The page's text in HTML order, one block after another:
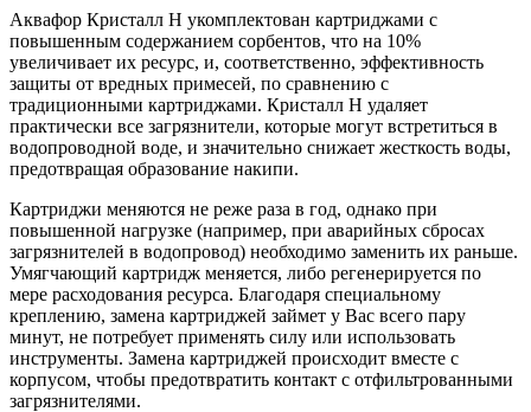
Аквафор Кристалл H укомплектован картриджами с
повышенным содержанием сорбентов, что на 10%
увеличивает их ресурс, и, соответственно, эффективность
защиты от вредных примесей, по сравнению с
традиционными картриджами. Кристалл H удаляет
практически все загрязнители, которые могут встретиться в
водопроводной воде, и значительно снижает жесткость воды,
предотвращая образование накипи.
Картриджи меняются не реже раза в год, однако при
повышенной нагрузке (например, при аварийных сбросах
загрязнителей в водопровод) необходимо заменить их раньше.
Умягчающий картридж меняется, либо регенерируется по
мере расходования ресурса. Благодаря специальному
креплению, замена картриджей займет у Вас всего пару
минут, не потребует применять силу или использовать
инструменты. Замена картриджей происходит вместе с
корпусом, чтобы предотвратить контакт с отфильтрованными
загрязнителями.